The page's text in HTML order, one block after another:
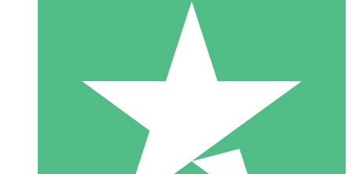
10 Descargas
20 00